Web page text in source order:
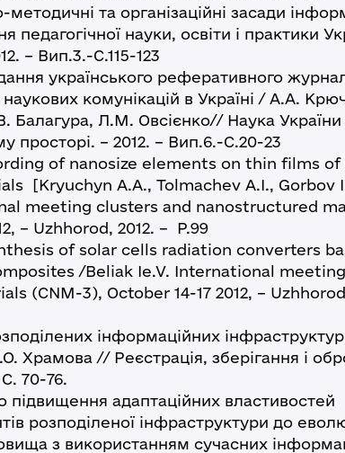
та організаційні засади
педагогічної науки, освіти і практики
– Вип.3.-С.115-123
українського реферативного
комунікацій в Україні / А.А.
Балагура, Л.М. Овсієнко// Наука України
просторі. – 2012. – Вип.6.-С.20-23
of nanosize elements on thin films of
[Kryuchyn A.A., Tolmachev A.I., Gorbov
meeting clusters and nanostructured
– Uzhhorod, 2012. – P.99
of solar cells radiation converters
/Beliak Ie.V. International
(CNM-3), October 14-17 2012, –
інформаційних інфраструктур
Храмова // Реєстрація, зберігання і
70-76.
адаптаційних властивостей
розподіленої інфраструктури до
з використанням сучасних